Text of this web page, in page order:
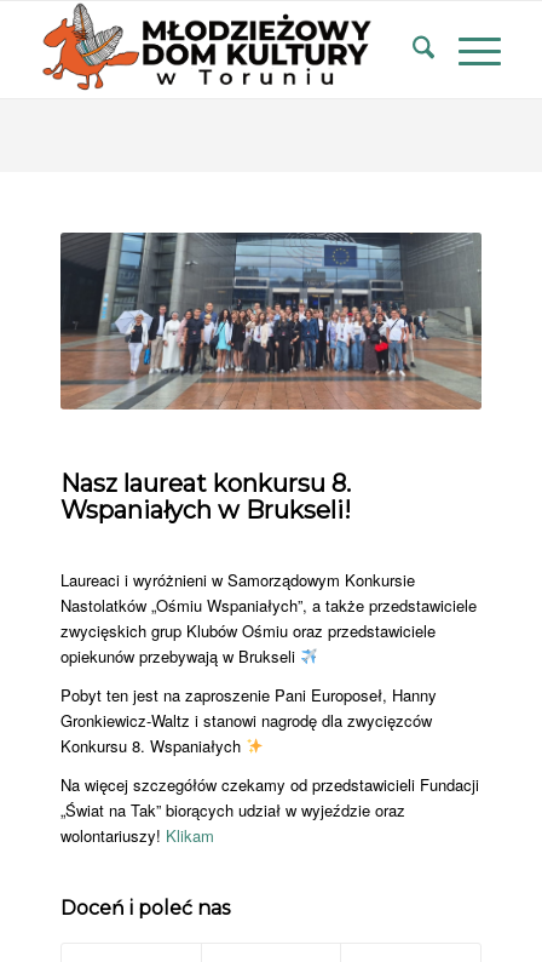
Nasz laureat konkursu 8.
Wspaniałych w Brukseli!
Laureaci i wyróżnieni w Samorządowym Konkursie
Nastolatków „Ośmiu Wspaniałych”, a także przedstawiciele
zwycięskich grup Klubów Ośmiu oraz przedstawiciele
opiekunów przebywają w Brukseli
Pobyt ten jest na zaproszenie Pani Europoseł, Hanny
Gronkiewicz-Waltz i stanowi nagrodę dla zwycięzców
Konkursu 8. Wspaniałych
Na więcej szczegółów czekamy od przedstawicieli Fundacji
„Świat na Tak” biorących udział w wyjeździe oraz
wolontariuszy! Klikam
Doceń i poleć nas